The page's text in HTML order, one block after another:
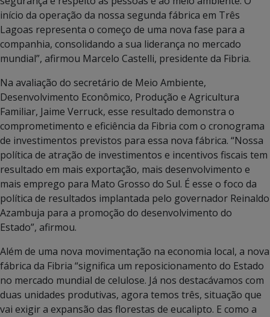
início da operação da nossa segunda fábrica em Três
Lagoas representa o começo de uma nova fase para a
companhia, consolidando a sua liderança no mercado
mundial”, afirmou Marcelo Castelli, presidente da Fibria.
Na avaliação do secretário de Meio Ambiente,
Desenvolvimento Econômico, Produção e Agricultura
Familiar, Jaime Verruck, esse resultado demonstra o
comprometimento e eficiência da Fibria com o cronograma
de investimentos previstos para essa nova fábrica. “Nossa
política de atração de investimentos e incentivos fiscais tem
resultado em mais exportação, mais desenvolvimento e
mais emprego para Mato Grosso do Sul. É esse o foco da
política de resultados implantada pelo governador Reinaldo
Azambuja para a promoção do desenvolvimento do
Estado”, afirmou.
Além de uma nova movimentação na economia local, a nova
fábrica da Fibria “significa um reposicionamento do Estado
no mercado mundial de celulose. Já nos destacávamos com
duas unidades produtivas, agora temos três, situação que
vai exigir a expansão das florestas de eucalipto. E como a